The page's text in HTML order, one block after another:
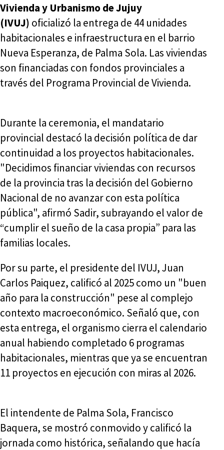
Vivienda y Urbanismo de Jujuy
(IVUJ) oficializó la entrega de 44 unidades
habitacionales e infraestructura en el barrio
Nueva Esperanza, de Palma Sola. Las viviendas
son financiadas con fondos provinciales a
través del Programa Provincial de Vivienda.
Durante la ceremonia, el mandatario
provincial destacó la decisión política de dar
continuidad a los proyectos habitacionales.
"Decidimos financiar viviendas con recursos
de la provincia tras la decisión del Gobierno
Nacional de no avanzar con esta política
pública", afirmó Sadir, subrayando el valor de
“cumplir el sueño de la casa propia” para las
familias locales.
Por su parte, el presidente del IVUJ, Juan
Carlos Paiquez, calificó al 2025 como un "buen
año para la construcción" pese al complejo
contexto macroeconómico. Señaló que, con
esta entrega, el organismo cierra el calendario
anual habiendo completado 6 programas
habitacionales, mientras que ya se encuentran
11 proyectos en ejecución con miras al 2026.
El intendente de Palma Sola, Francisco
Baquera, se mostró conmovido y calificó la
jornada como histórica, señalando que hacía